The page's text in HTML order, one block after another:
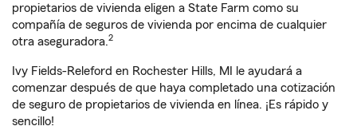
propietarios de vivienda eligen a State Farm como su
compañía de seguros de vivienda por encima de cualquier
otra aseguradora.2
Ivy Fields-Releford en Rochester Hills, MI le ayudará a
comenzar después de que haya completado una cotización
de seguro de propietarios de vivienda en línea. ¡Es rápido y
sencillo!